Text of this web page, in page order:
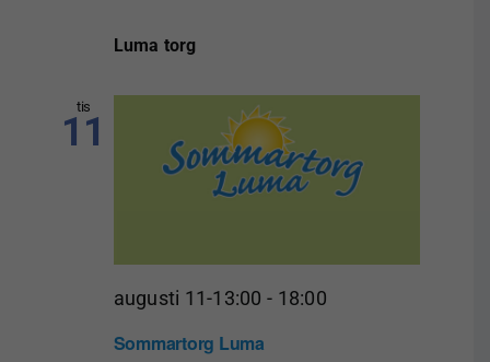
Luma torg
tis
11
Sommartorg Luma
augusti 11-13:00 - 18:00